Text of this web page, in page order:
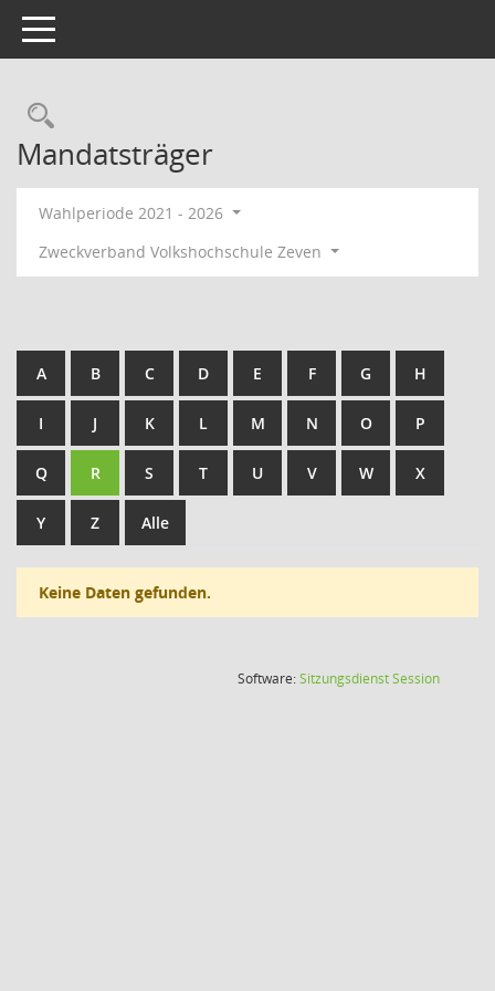
Toggle navigation
Rechercheauswahl
Mandatsträger
Wahlperiode 2021 - 2026
Zweckverband Volkshochschule Zeven
A B C D E F G H
I J K L M N O P
Q R S T U V W X
Y Z Alle
Keine Daten gefunden.
Software:SitzungsdienstSession(Wird in